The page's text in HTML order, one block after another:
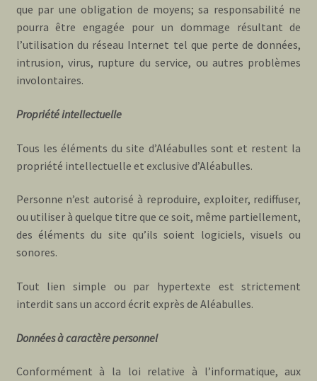
que par une obligation de moyens; sa responsabilité ne
pourra être engagée pour un dommage résultant de
l’utilisation du réseau Internet tel que perte de données,
intrusion, virus, rupture du service, ou autres problèmes
involontaires.
Propriété intellectuelle
Tous les éléments du site d’Aléabulles sont et restent la
propriété intellectuelle et exclusive d’Aléabulles.
Personne n’est autorisé à reproduire, exploiter, rediffuser,
ou utiliser à quelque titre que ce soit, même partiellement,
des éléments du site qu’ils soient logiciels, visuels ou
sonores.
Tout lien simple ou par hypertexte est strictement
interdit sans un accord écrit exprès de Aléabulles.
Données à caractère personnel
Conformément à la loi relative à l’informatique, aux